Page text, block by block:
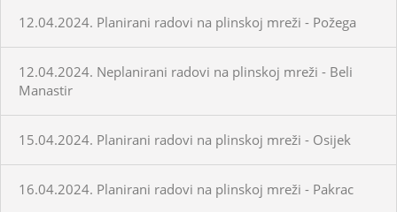
12.04.2024. Planirani radovi na plinskoj mreži - Požega
12.04.2024. Neplanirani radovi na plinskoj mreži - Beli
Manastir
15.04.2024. Planirani radovi na plinskoj mreži - Osijek
16.04.2024. Planirani radovi na plinskoj mreži - Pakrac